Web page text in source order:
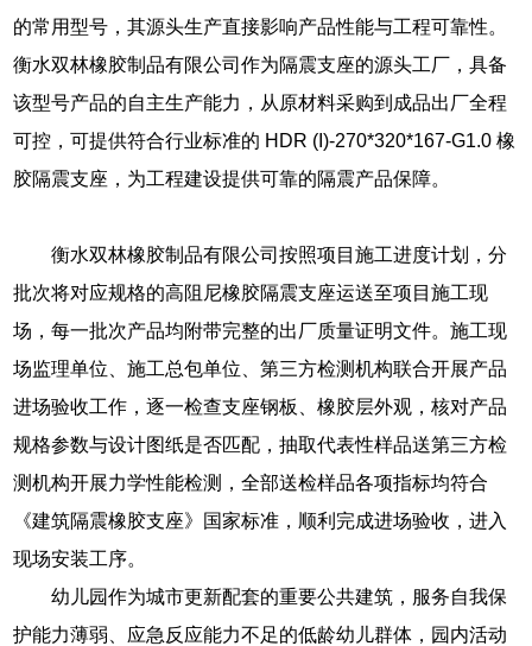
的常用型号，其源头生产直接影响产品性能与工程可靠性。
衡水双林橡胶制品有限公司作为隔震支座的源头工厂，具备
该型号产品的自主生产能力，从原材料采购到成品出厂全程
可控，可提供符合行业标准的 HDR (I)-270*320*167-G1.0 橡
胶隔震支座，为工程建设提供可靠的隔震产品保障。
衡水双林橡胶制品有限公司按照项目施工进度计划，分
批次将对应规格的高阻尼橡胶隔震支座运送至项目施工现
场，每一批次产品均附带完整的出厂质量证明文件。施工现
场监理单位、施工总包单位、第三方检测机构联合开展产品
进场验收工作，逐一检查支座钢板、橡胶层外观，核对产品
规格参数与设计图纸是否匹配，抽取代表性样品送第三方检
测机构开展力学性能检测，全部送检样品各项指标均符合
《建筑隔震橡胶支座》国家标准，顺利完成进场验收，进入
现场安装工序。
幼儿园作为城市更新配套的重要公共建筑，服务自我保
护能力薄弱、应急反应能力不足的低龄幼儿群体，园内活动